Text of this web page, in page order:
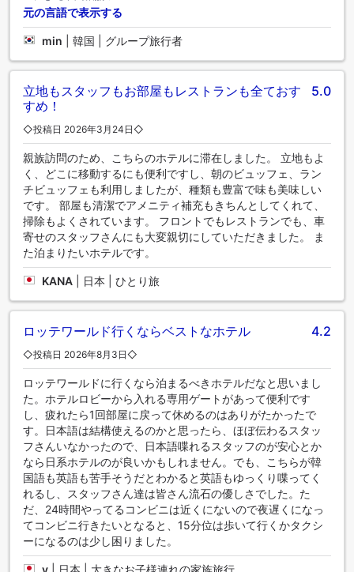
元の言語で表示する
min 韓国 | グループ旅行者
立地もスタッフもお部屋もレストランも全ておす
すめ！
5.0
◇投稿日 2026年3月24日◇
親族訪問のため、こちらのホテルに滞在しました。 立地もよ
く、どこに移動するにも便利ですし、朝のビュッフェ、ラン
チビュッフェも利用しましたが、種類も豊富で味も美味しい
です。 部屋も清潔でアメニティ補充もきちんとしてくれて、
掃除もよくされています。 フロントでもレストランでも、車
寄せのスタッフさんにも大変親切にしていただきました。 ま
た泊まりたいホテルです。
KANA 日本 | ひとり旅
ロッテワールド行くならベストなホテル 4.2
◇投稿日 2026年8月3日◇
ロッテワールドに行くなら泊まるべきホテルだなと思いまし
た。ホテルロビーから入れる専用ゲートがあって便利です
し、疲れたら1回部屋に戻って休めるのはありがたかったで
す。日本語は結構使えるのかと思ったら、ほぼ伝わるスタッ
フさんいなかったので、日本語喋れるスタッフのが安心とか
なら日系ホテルのが良いかもしれません。でも、こちらが韓
国語も英語も苦手そうだとわかると英語もゆっくり喋ってく
れるし、スタッフさん達は皆さん流石の優しさでした。た
だ、24時間やってるコンビニは近くにないので夜遅くになっ
てコンビニ行きたいとなると、15分位は歩いて行くかタクシ
ーになるのは少し困りました。
y 日本 | 大きなお子様連れの家族旅行